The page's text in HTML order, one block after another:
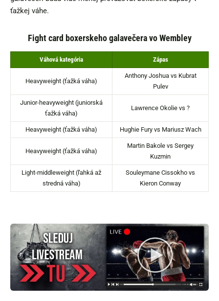
ťažkej váhe.
Fight card boxerskeho galavečera vo Wembley
Váhová kategória Zápas
Heavyweight (ťažká váha)
Anthony Joshua vs Kubrat
Pulev
Junior-heavyweight (juniorská
ťažká váha)
Lawrence Okolie vs ?
Heavyweight (ťažká váha) Hughie Fury vs Mariusz Wach
Heavyweight (ťažká váha)
Martin Bakole vs Sergey
Kuzmin
Light-middleweight (ľahká až
stredná váha)
Souleymane Cissokho vs
Kieron Conway